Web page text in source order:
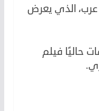
الذي يعرض
حاليًا فيلم